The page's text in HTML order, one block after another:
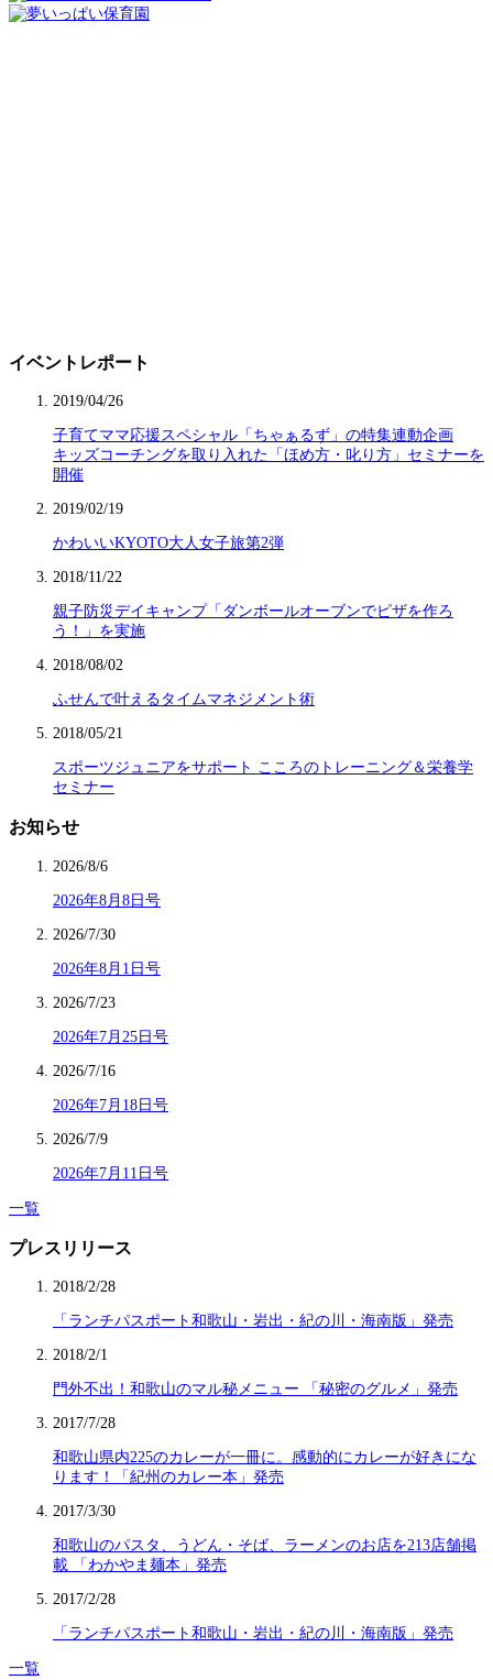
イベントレポート
2019/04/26
子育てママ応援スペシャル「ちゃぁるず」の特集連動企画
キッズコーチングを取り入れた「ほめ方・叱り方」セミナーを
開催
2019/02/19
かわいいKYOTO大人女子旅第2弾
2018/11/22
親子防災デイキャンプ「ダンボールオーブンでピザを作ろ
う！」を実施
2018/08/02
ふせんで叶えるタイムマネジメント術
2018/05/21
スポーツジュニアをサポート こころのトレーニング＆栄養学
セミナー
お知らせ
2026/8/6
2026年8月8日号
2026/7/30
2026年8月1日号
2026/7/23
2026年7月25日号
2026/7/16
2026年7月18日号
2026/7/9
2026年7月11日号
一覧
プレスリリース
2018/2/28
「ランチパスポート和歌山・岩出・紀の川・海南版」発売
2018/2/1
門外不出！和歌山のマル秘メニュー 「秘密のグルメ」発売
2017/7/28
和歌山県内225のカレーが一冊に。感動的にカレーが好きにな
ります！「紀州のカレー本」発売
2017/3/30
和歌山のパスタ、うどん・そば、ラーメンのお店を213店舗掲
載 「わかやま麺本」発売
2017/2/28
「ランチパスポート和歌山・岩出・紀の川・海南版」発売
一覧